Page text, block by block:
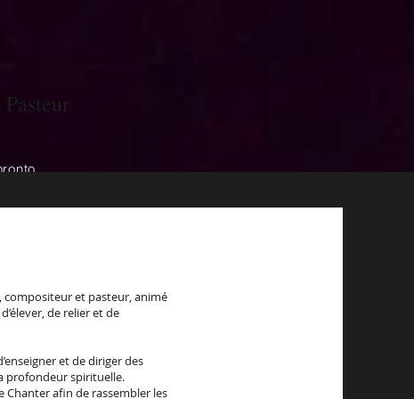
compositeur et pasteur, animé
de relier et de
et de diriger des
profondeur spirituelle.
Chanter afin de rassembler les